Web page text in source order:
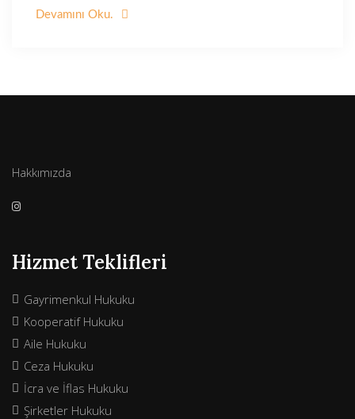
Devamını Oku.
Hakkımızda
Hizmet Teklifleri
Gayrimenkul Hukuku
Kooperatif Hukuku
Aile Hukuku
Ceza Hukuku
İcra ve İflas Hukuku
Şirketler Hukuku